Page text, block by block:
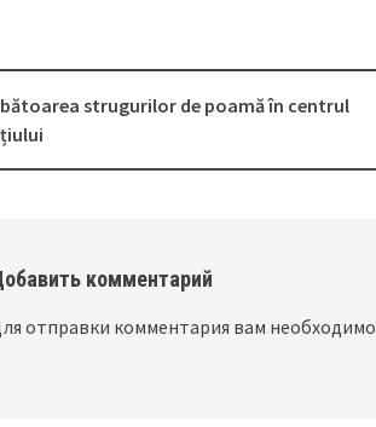
strugurilor de poamă în centrul
комментарий
отправки комментария вам необходимо